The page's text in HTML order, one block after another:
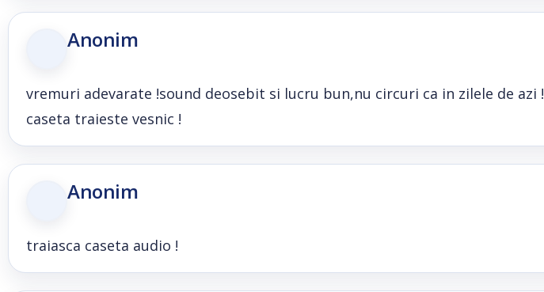
Anonim
vremuri adevarate !sound deosebit si lucru bun,nu circuri ca in zilele de azi !
caseta traieste vesnic !
Anonim
traiasca caseta audio !